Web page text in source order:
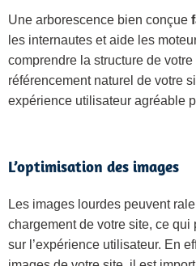
Une arborescence bien conçue
les internautes et aide les
comprendre la structure de
référencement naturel de votre
expérience utilisateur agréable
L’optimisation des images
Les images lourdes peuvent
chargement de votre site, ce
sur l’expérience utilisateur. En